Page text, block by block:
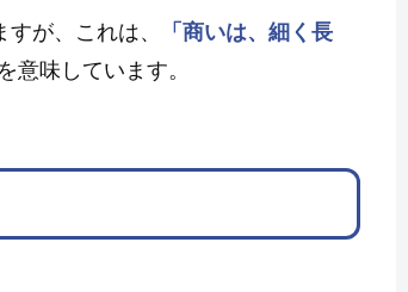
が、これは、
「商いは、細く長
意味しています。